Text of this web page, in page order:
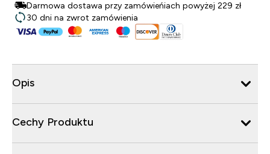
Darmowa dostawa przy zamówieńiach powyżej 229 zł
30 dni na zwrot zamówienia
Opis
Cechy Produktu